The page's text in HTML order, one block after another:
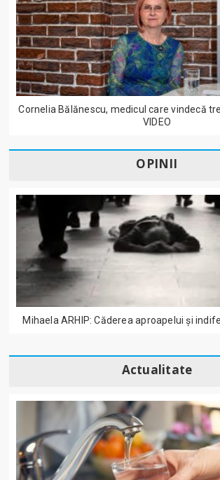
Cornelia Bălănescu, medicul care vindecă
VIDEO
OPINII
Mihaela ARHIP: Căderea aproapelui și
Actualitate